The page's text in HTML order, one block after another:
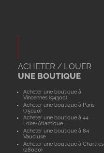
ACHETER / LOUER
UNE BOUTIQUE
Acheter une boutique à
Vincennes (94300)
Acheter une boutique à Paris
(75020)
Acheter une boutique à 44
Loire-Atlantique
Acheter une boutique à 84
Vaucluse
Acheter une boutique à Chartres
(28000)